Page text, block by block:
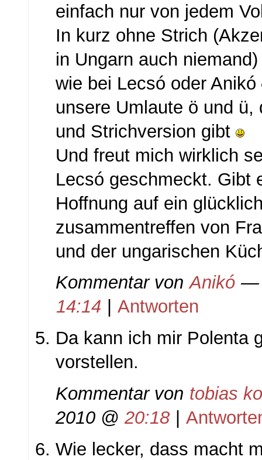
einfach nur von jedem
In kurz ohne Strich
in Ungarn auch
wie bei Lecsó oder Anikó
unsere Umlaute ö und ü,
und Strichversion gibt
Und freut mich wirklich
Lecsó geschmeckt. Gibt
Hoffnung auf ein
zusammentreffen von
und der ungarischen
Kommentar vonAnikó —
14:14
Antworten
Da kann ich mir Polenta
vorstellen.
Kommentar von tobias
2010 @ 20:18
Wie lecker, dass macht